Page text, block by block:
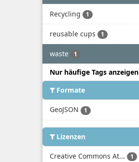
Recycling 1
reusable cups 1
waste 1
Nur häufige Tags anzeigen
Formate
GeoJSON 1
Lizenzen
Creative Commons At... 1